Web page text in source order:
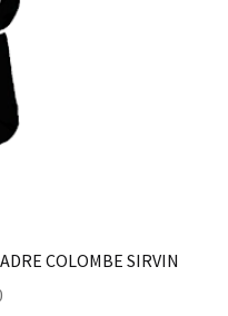
COLOMBE SIRVIN